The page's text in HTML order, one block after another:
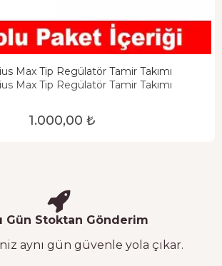
Max Tip Regülatör Tamir Takımı
Max Tip Regülatör Tamir Takımı
1.000,00 ₺
Gün Stoktan Gönderim
aynı gün güvenle yola çıkar.